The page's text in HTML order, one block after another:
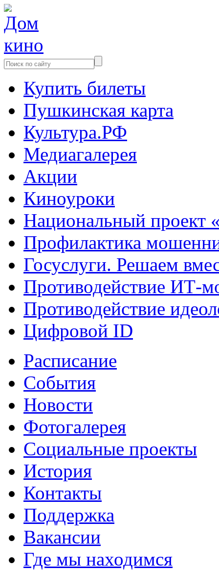
Купить билеты
Пушкинская карта
Культура.РФ
Медиагалерея
Акции
Киноуроки
Национальный проект
Профилактика
Госуслуги. Решаем
Противодействие ИТ-
Противодействие
Цифровой ID
Расписание
События
Новости
Фотогалерея
Социальные проекты
История
Контакты
Поддержка
Вакансии
Где мы находимся